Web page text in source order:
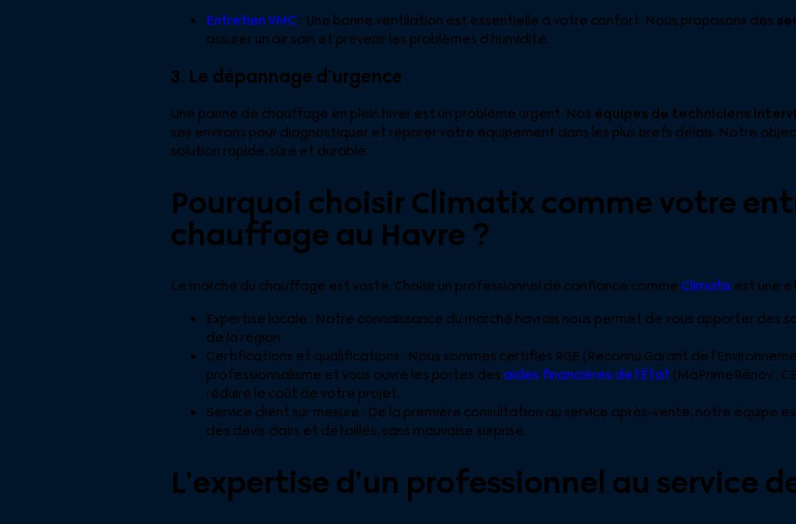
Entretien VMC : Une bonne ventilation est essentielle à votre confort. Nous proposons des
assurer un air sain et prévenir les problèmes d’humidité.
3. Le dépannage d’urgence
Une panne de chauffage en plein hiver est un problème urgent. Nos équipes de techniciens
ses environs pour diagnostiquer et réparer votre équipement dans les plus brefs délais. Notre
solution rapide, sûre et durable.
Pourquoi choisir Climatix comme votre
chauffage au Havre ?
Le marché du chauffage est vaste. Choisir un professionnel de confiance commeClimatixest une
Expertise locale : Notre connaissance du marché havrais nous permet de vous apporter des
de la région.
Certifications et qualifications : Nous sommes certifiés RGE (Reconnu Garant de
professionnalisme et vous ouvre les portes desaides financières de l’État (MaPrimeRénov’,
réduire le coût de votre projet.
Service client sur mesure : De la première consultation au service après-vente, notre équipe
des devis clairs et détaillés, sans mauvaise surprise.
L’expertise d’un professionnel au service